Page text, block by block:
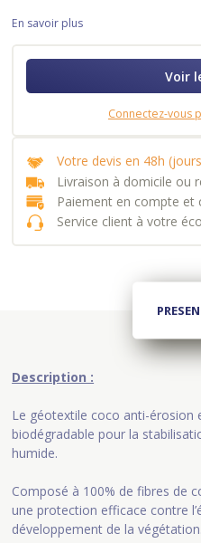
En savoir plus
Voir
Connectez-vous
Votre devis en 48h
Livraison à domicile ou
Paiement en compte et
Service client à votre
Description :
Le géotextile coco anti-érosion
biodégradable pour la
humide.
Composé à 100% de fibres de
une protection efficace contre
développement de la végétation.